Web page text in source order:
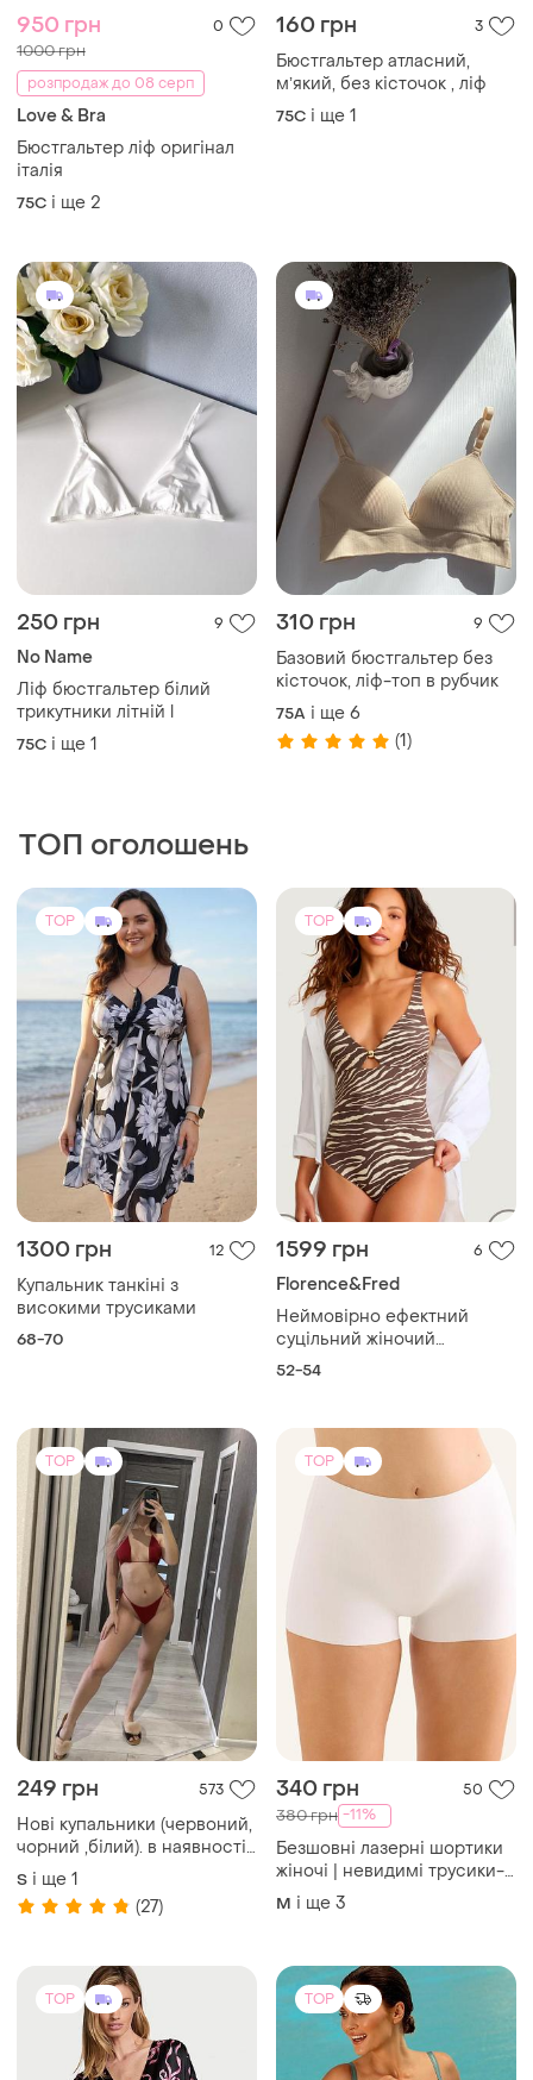
950 грн 0
1000 грн
розпродаж до 08 серп
Love & Bra
Бюстгальтер ліф оригінал
італія
75C і ще 2
160 грн 3
Бюстгальтер атласний,
мʼякий, без кісточок , ліф
75C і ще 1
250 грн 9
No Name
Ліф бюстгальтер білий
трикутники літній l
75C і ще 1
310 грн 9
Базовий бюстгальтер без
кісточок, ліф-топ в рубчик
75A і ще 6
(1)
ТОП оголошень
TOP
1300 грн 12
Купальник танкіні з
високими трусиками
68-70
TOP
1599 грн 6
Florence&Fred
Неймовірно ефектний
суцільний жіночий
купальник бренду f&f з
52-54
TOP
249 грн 573
Нові купальники (червоний,
чорний ,білий). в наявності
декілька
S і ще 1
(27)
TOP
340 грн 50
380 грн -11%
Безшовні лазерні шортики
жіночі | невидимі трусики-
шорти з високою посадкою
| комфортна білизна
M і ще 3
TOP TOP